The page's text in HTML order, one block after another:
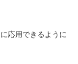
応用できるように